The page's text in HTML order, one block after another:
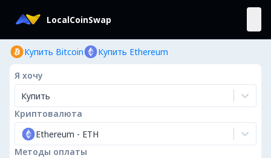
LocalCoinSwap
Купить Bitcoin Купить Ethereum
Я хочу
Купить
Криптовалюта
Ethereum - ETH
Методы оплаты